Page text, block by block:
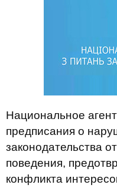
Национальное
предписания о
законодательства
поведения,
конфликта